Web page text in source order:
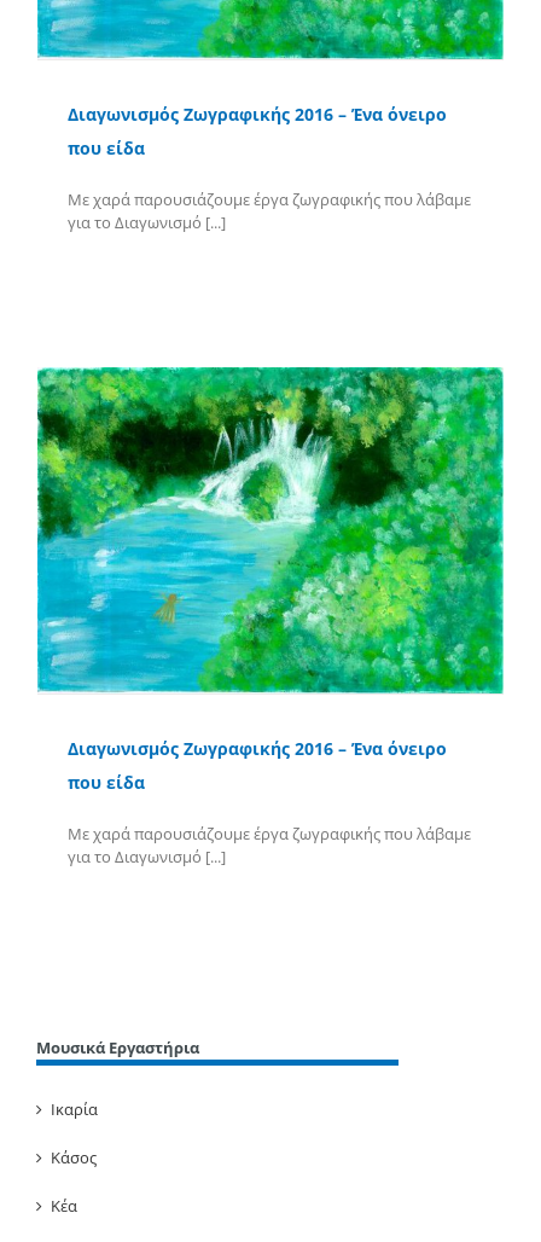
Διαγωνισμός Ζωγραφικής 2016 – Ένα όνειρο
που είδα
Με χαρά παρουσιάζουμε έργα ζωγραφικής που λάβαμε
για το Διαγωνισμό [...]
Διαγωνισμός Ζωγραφικής 2016 – Ένα όνειρο
που είδα
Με χαρά παρουσιάζουμε έργα ζωγραφικής που λάβαμε
για το Διαγωνισμό [...]
Μουσικά Εργαστήρια
Ικαρία
Κάσος
Κέα